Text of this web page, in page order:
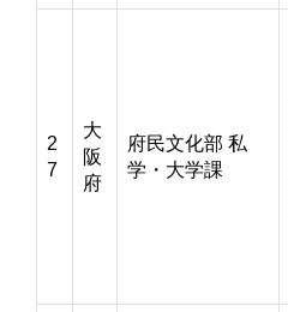
2
7
大
阪
府
府民文化部 私
学・大学課